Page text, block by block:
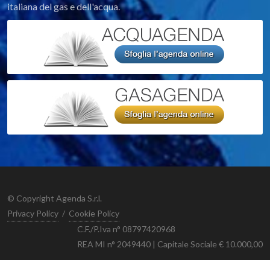
italiana del gas e dell'acqua.
© Copyright Agenda S.r.l.
Privacy Policy / Cookie Policy
C.F./P.Iva n° 08797420968
REA MI n° 2049440 | Capitale Sociale € 10.000,00